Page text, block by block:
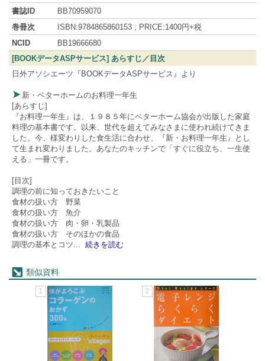
書誌ID
BB70959070
巻冊次
ISBN:9784865860153 ; PRICE:1400円+税
NCID
BB19666680
[BOOKデータASPサービス] あらすじ／目次
日外アソシエーツ『BOOKデータASPサービス』より
新・ベターホームのお料理一年生
[あらすじ]
『お料理一年生』は、１９８５年にベターホーム協会が出版した家庭
料理の基本書です。以来、世代を超えてみなさまに使われ続けてきま
した。今、様変わりした食生活に合わせ、『新・お料理一年生』とし
て生まれ変わりました。あなたのキッチンで「すぐに役立ち、一生使
える」一冊です。
[目次]
調理の前に知っておきたいこと
食材の扱い方 野菜
食材の扱い方 魚介
食材の扱い方 肉・卵・乳製品
食材の扱い方 そのほかの食品
調理の基本とコツ
続きを読む
類似資料
1 2